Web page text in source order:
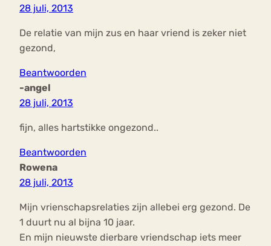
28 juli, 2013
De relatie van mijn zus en haar vriend is zeker niet
gezond,
Beantwoorden
-angel
28 juli, 2013
fijn, alles hartstikke ongezond..
Beantwoorden
Rowena
28 juli, 2013
Mijn vrienschapsrelaties zijn allebei erg gezond. De
1 duurt nu al bijna 10 jaar.
En mijn nieuwste dierbare vriendschap iets meer